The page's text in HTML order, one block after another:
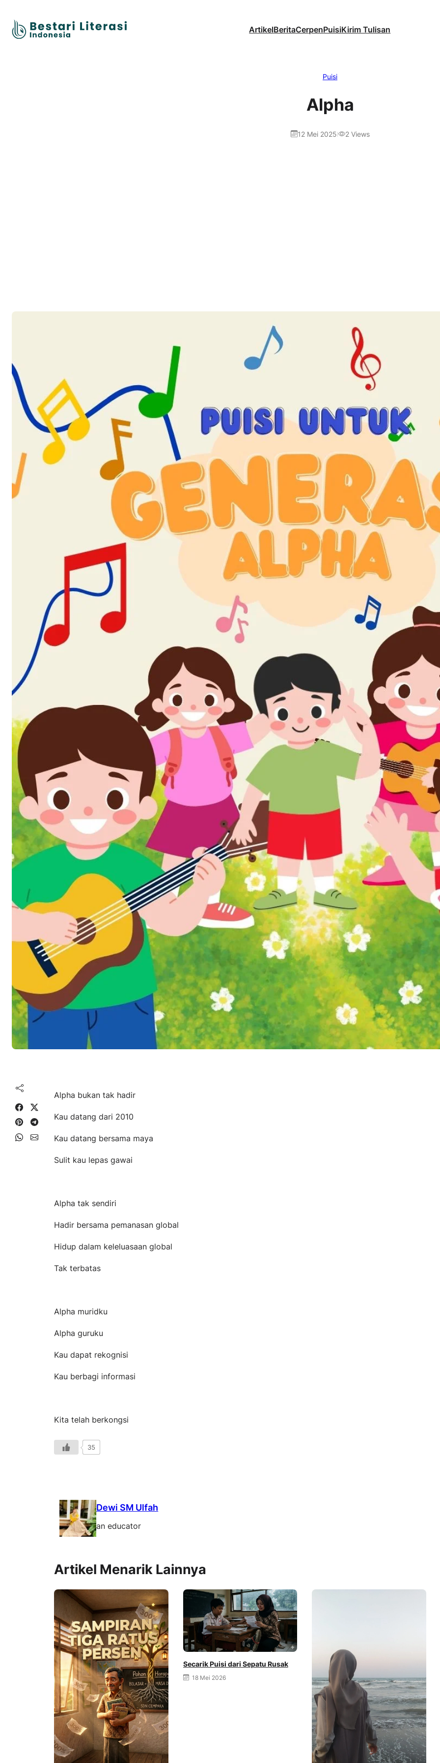
ArtikelBeritaCerpenPuisiKirim Tulisan
Puisi
Alpha
12 Mei 2025 2 Views
Share on Facebook
Share on X
Share on Pinterest
Share on Telegram
Share on WhatsApp
Share on Email
Alpha bukan tak hadir
Kau datang dari 2010
Kau datang bersama maya
Sulit kau lepas gawai
Alpha tak sendiri
Hadir bersama pemanasan global
Hidup dalam keleluasaan global
Tak terbatas
Alpha muridku
Alpha guruku
Kau dapat rekognisi
Kau berbagi informasi
Kita telah berkongsi
35
Dewi SM Ulfah
an educator
Artikel Menarik Lainnya
Secarik Puisi dari Sepatu Rusak
18 Mei 2026